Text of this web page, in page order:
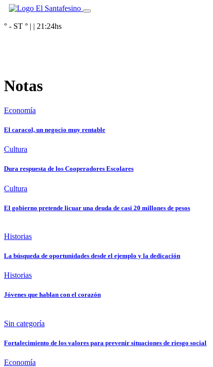
° - ST ° | | 21:24hs
Notas
Economía
El caracol, un negocio muy rentable
Cultura
Dura respuesta de los Cooperadores Escolares
Cultura
El gobierno pretende licuar una deuda de casi 20 millones de pesos
Historias
La búsqueda de oportunidades desde el ejemplo y la dedicación
Historias
Jóvenes que hablan con el corazón
Sin categoría
Fortalecimiento de los valores para prevenir situaciones de riesgo social
Economía